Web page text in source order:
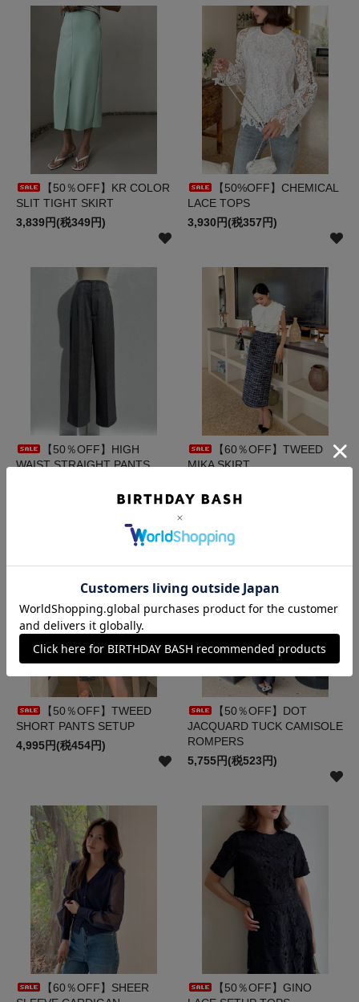
【50％OFF】KR COLOR
SLIT TIGHT SKIRT
3,839円(税349円)
【50%OFF】CHEMICAL
LACE TOPS
3,930円(税357円)
【50％OFF】HIGH
WAIST STRAIGHT PANTS
【60％OFF】TWEED
MIKA SKIRT
【50％OFF】TWEED
SHORT PANTS SETUP
4,995円(税454円)
【50％OFF】DOT
JACQUARD TUCK CAMISOLE
ROMPERS
5,755円(税523円)
【60％OFF】SHEER
【50％OFF】GINO